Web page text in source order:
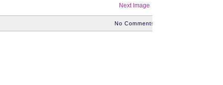
Next Image →
No Comments